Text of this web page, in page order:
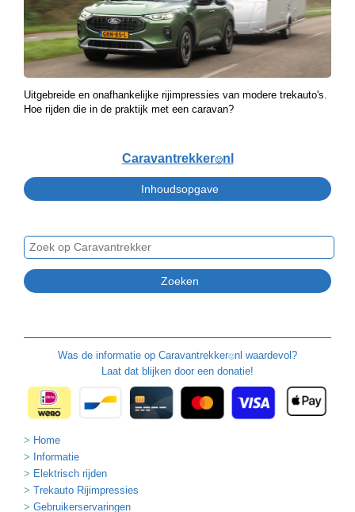
Uitgebreide en onafhankelijke rijimpressies van modere trekauto's.
Hoe rijden die in de praktijk met een caravan?
Caravantrekker🙂nl
Was de informatie op Caravantrekker🙂nl waardevol?
Laat dat blijken door een donatie!
Home
Informatie
Elektrisch rijden
Trekauto Rijimpressies
Gebruikerservaringen